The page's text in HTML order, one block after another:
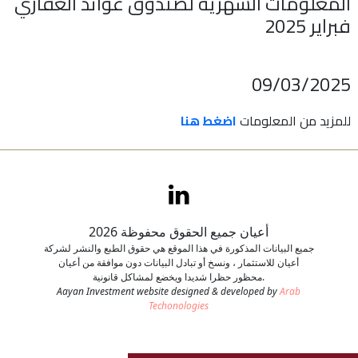
فبراير 2025
09/03/2025
للمزيد من المعلوماتاضغط هنا
أعيان جميع الحقوق محفوظة 2026
جميع البيانات المذكورة في هذا الموقع هي حقوق الطبع والنشر لشركة
أعيان للاستثمار ، ونسخ أو تبادل البيانات دون موافقة من أعيان
محظور حظرا شديدا ويخضع لمشاكل قانونية.
Aayan Investment website designed & developed byArab
Techonologies
اتصل بنا
طلب وظيفة